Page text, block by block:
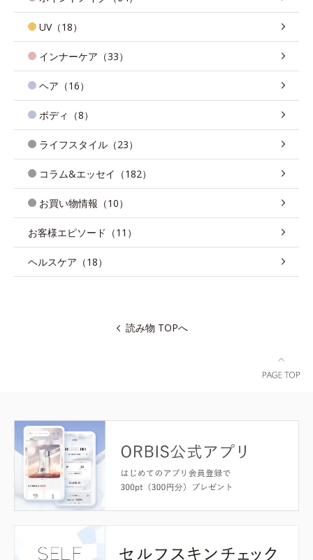
UV（18）
インナーケア（33）
ヘア（16）
ボディ（8）
ライフスタイル（23）
コラム&エッセイ（182）
お買い物情報（10）
お客様エピソード（11）
ヘルスケア（18）
読み物 TOPへ